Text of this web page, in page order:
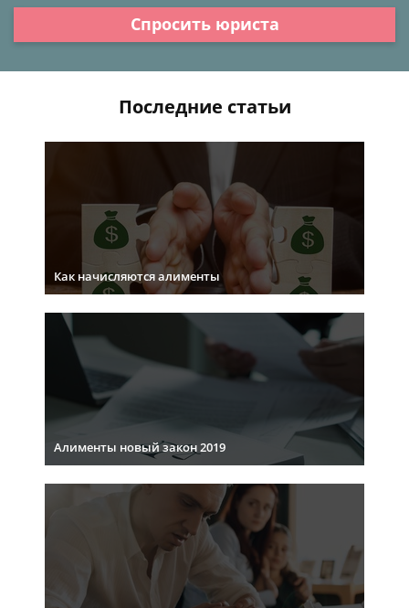
Спросить юриста
Последние статьи
Как начисляются алименты
Алименты новый закон 2019